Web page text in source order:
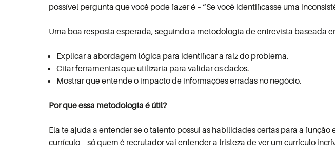
possível pergunta que você pode fazer é – “Se você identificasse uma
Uma boa resposta esperada, seguindo a metodologia de entrevista baseada
Explicar a abordagem lógica para identificar a raiz do problema.
Citar ferramentas que utilizaria para validar os dados.
Mostrar que entende o impacto de informações erradas no negócio.
Por que essa metodologia é útil?
Ela te ajuda a entender se o talento possui as habilidades certas para a
currículo – só quem é recrutador vai entender a tristeza de ver um currículo